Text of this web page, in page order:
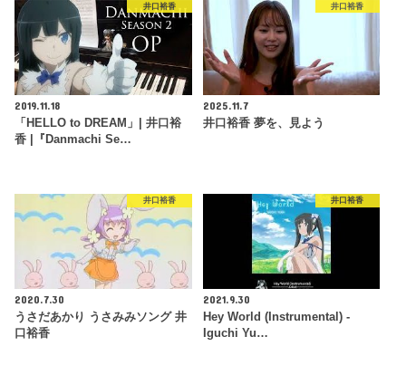
井口裕香
2019.11.18
「HELLO to DREAM」| 井口裕
香 |『Danmachi Se…
井口裕香
2025.11.7
井口裕香 夢を、見よう
井口裕香
2020.7.30
うさだあかり うさみみソング 井
口裕香
井口裕香
2021.9.30
Hey World (Instrumental) -
Iguchi Yu…